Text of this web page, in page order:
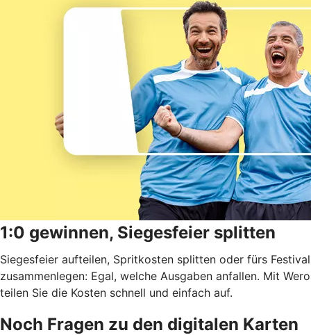
1:0 gewinnen, Siegesfeier splitten
Siegesfeier aufteilen, Spritkosten splitten oder fürs Festival
zusammenlegen: Egal, welche Ausgaben anfallen. Mit Wero
teilen Sie die Kosten schnell und einfach auf.
Noch Fragen zu den digitalen Karten